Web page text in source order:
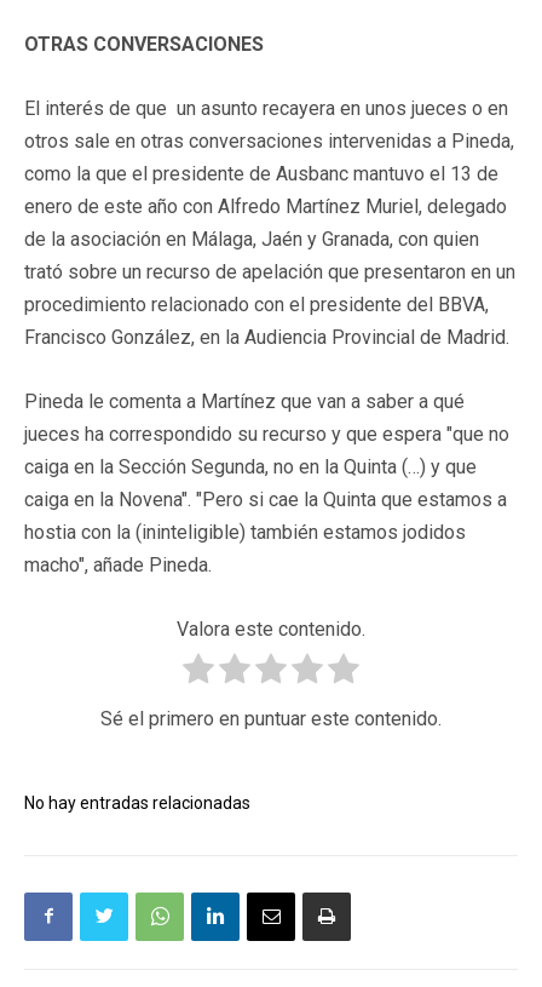
OTRAS CONVERSACIONES
El interés de que un asunto recayera en unos jueces o en
otros sale en otras conversaciones intervenidas a Pineda,
como la que el presidente de Ausbanc mantuvo el 13 de
enero de este año con Alfredo Martínez Muriel, delegado
de la asociación en Málaga, Jaén y Granada, con quien
trató sobre un recurso de apelación que presentaron en un
procedimiento relacionado con el presidente del BBVA,
Francisco González, en la Audiencia Provincial de Madrid.
Pineda le comenta a Martínez que van a saber a qué
jueces ha correspondido su recurso y que espera "que no
caiga en la Sección Segunda, no en la Quinta (…) y que
caiga en la Novena". "Pero si cae la Quinta que estamos a
hostia con la (ininteligible) también estamos jodidos
macho", añade Pineda.
Valora este contenido.
Sé el primero en puntuar este contenido.
No hay entradas relacionadas